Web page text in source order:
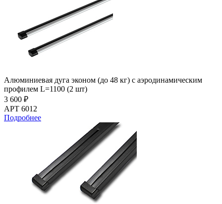
Алюминиевая дуга эконом (до 48 кг) с аэродинамическим
профилем L=1100 (2 шт)
3 600 ₽
АРТ 6012
Подробнее